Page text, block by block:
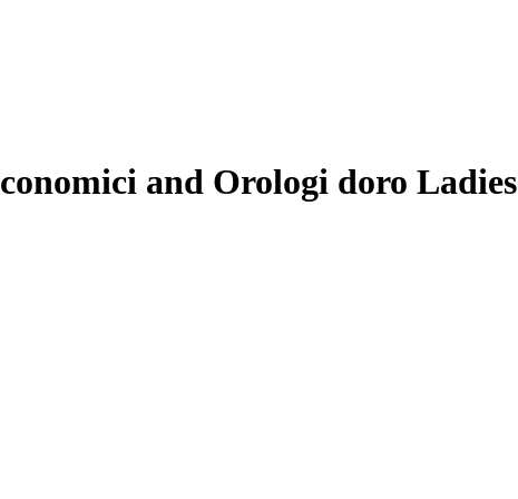
and Orologi doro Ladies